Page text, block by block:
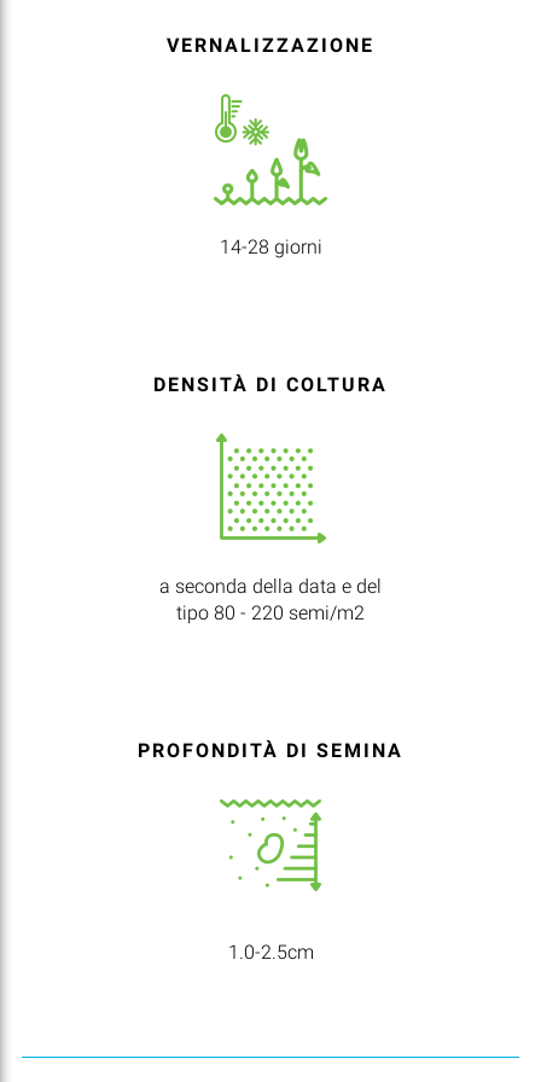
VERNALIZZAZIONE
14-28 giorni
DENSITÀ DI COLTURA
a seconda della data e del
tipo 80 - 220 semi/m2
PROFONDITÀ DI SEMINA
1.0-2.5cm